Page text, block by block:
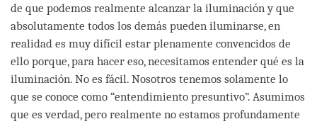
de que podemos realmente alcanzar la iluminación y que
absolutamente todos los demás pueden iluminarse, en
realidad es muy difícil estar plenamente convencidos de
ello porque, para hacer eso, necesitamos entender qué es la
iluminación. No es fácil. Nosotros tenemos solamente lo
que se conoce como “entendimiento presuntivo”. Asumimos
que es verdad, pero realmente no estamos profundamente